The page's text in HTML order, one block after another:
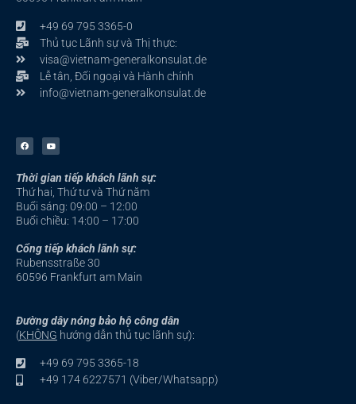
+49 69 795 3365-0
Thủ tục Lãnh sự và Thị thực:
visa@vietnam-generalkonsulat.de
Lễ tân, Đối ngoại và Hành chính
info@vietnam-generalkonsulat.de
F
a
c
b
o
o
k
-
f
Y
o
u
u
b
e
Thời gian tiếp khách lãnh sự:
Thứ hai, Thứ tư và Thứ năm
Buổi sáng: 09:00 – 12:00
Buổi chiều: 14:00 – 17:00
Cổng tiếp khách lãnh sự:
Rubensstraße 30
60596 Frankfurt am Main
Đường dây nóng bảo hộ công dân
(KHÔNG hướng dẫn thủ tục lãnh sự):
+49 69 795 3365-18
+49 174 6227571 (Viber/Whatsapp)